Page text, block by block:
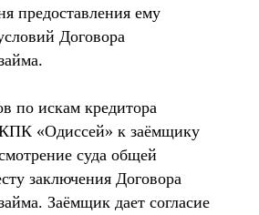
предоставления ему
Договора
по искам кредитора
«Одиссей» к заёмщику
суда общей
заключения Договора
Заёмщик дает согласие